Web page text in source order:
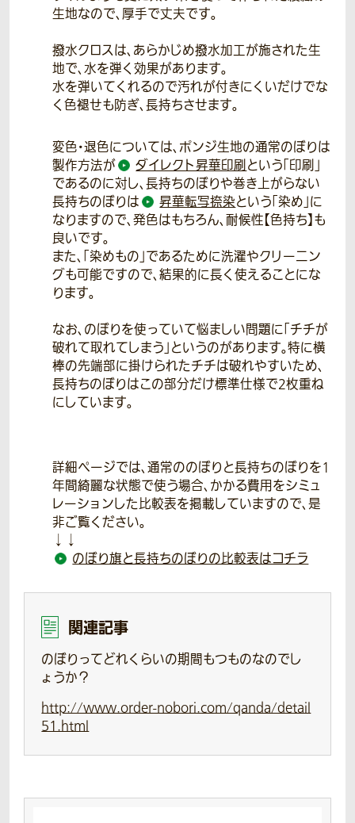
生地なので、厚手で丈夫です。
撥水クロスは、あらかじめ撥水加工が施された生
地で、水を弾く効果があります。
水を弾いてくれるので汚れが付きにくいだけでな
く色褪せも防ぎ、長持ちさせます。
変色・退色については、ポンジ生地の通常のぼりは
製作方法が
ダイレクト昇華印刷という「印刷」
であるのに対し、長持ちのぼりや巻き上がらない
長持ちのぼりは
昇華転写捺染という「染め」に
なりますので、発色はもちろん、耐候性【色持ち】も
良いです。
また、「染めもの」であるために洗濯やクリーニン
グも可能ですので、結果的に長く使えることにな
ります。
なお、のぼりを使っていて悩ましい問題に「チチが
破れて取れてしまう」というのがあります。特に横
棒の先端部に掛けられたチチは破れやすいため、
長持ちのぼりはこの部分だけ標準仕様で2枚重ね
にしています。
詳細ページでは、通常ののぼりと長持ちのぼりを1
年間綺麗な状態で使う場合、かかる費用をシミュ
レーションした比較表を掲載していますので、是
非ご覧ください。
↓↓
のぼり旗と長持ちのぼりの比較表はコチラ
関連記事
のぼりってどれくらいの期間もつものなのでし
ょうか？
http://www.order-nobori.com/qanda/detail
51.html